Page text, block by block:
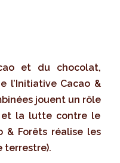
et du chocolat,
l’Initiative Cacao &
jouent un rôle
et la lutte contre le
& Forêts réalise les
terrestre).